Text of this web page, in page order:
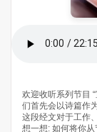
欢迎收听系列节目
们首先会以诗篇作
这段经文对于工作
想一想: 如何将你从